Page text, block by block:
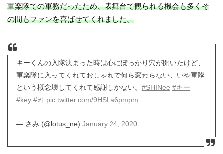
軍楽隊での軍務だったため、表舞台で観られる機会も多くそ
の間もファンを喜ばせてくれました。
キーくんの入隊決まった時は心にぽっかり穴が開いたけど、
軍楽隊に入ってくれておしゃれで何ら変わらない、いや軍隊
という概念壊してくれて感謝しかない。 #SHINee #キー
#key #키 pic.twitter.com/9HSLa6pmpm
— さみ (@lotus_ne) January 24, 2020